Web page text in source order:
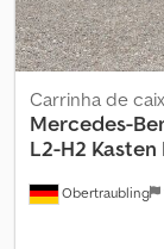
Obertraubling
Carrinha de
Mercedes-
L2-H2